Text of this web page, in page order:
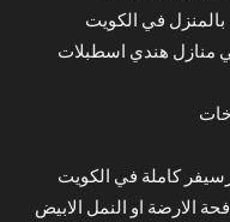
بالمنزل في الكويت
منازل هندي اسطبلات
كاملة في الكويت
الارضة او النمل الابيض